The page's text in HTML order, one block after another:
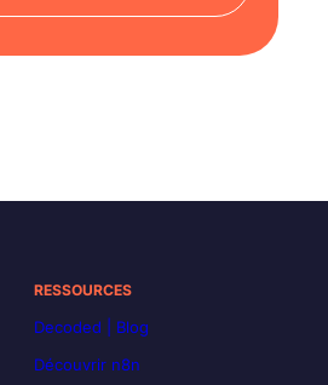
RESSOURCES
Decoded | Blog
Découvrir n8n